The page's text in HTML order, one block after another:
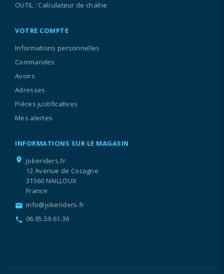
OUTIL : Calculateur de chaîne
VOTRE COMPTE
Informations personnelles
Commandes
Avoirs
Adresses
Pièces justificatives
Mes alertes
INFORMATIONS SUR LE MAGASIN
location_on
Jokeriders.fr
12 Avenue de Cocagne
31560 NAILLOUX
France
email info@jokeriders.fr
call 06.95.59.61.36